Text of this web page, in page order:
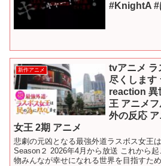
#KnightA #
新作アニメ
tvアニメ ラ
尽くします
reaction 異
王 アニメ
外の反応
女王 2期 アニメ
悲劇の元凶となる最強外道ラスボス女王
Season２ 2026年4月から放送 これから
物みんなが幸せになれる世界を目指すた